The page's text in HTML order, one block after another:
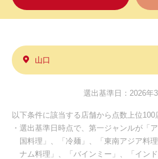
山口
選出基準日：2026年
以下条件に該当する店舗から点数上位100
・選出基準日時点で、第一ジャンルが「
国料理」、「冷麺」、「東南アジア料
ナム料理」、「バインミー」、「イン